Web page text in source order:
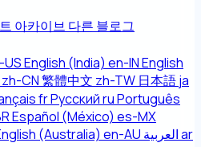
아카이브 다른 블로그
English (India) en-INEnglish
zh-CN繁體中文 zh-TW 日本語ja
frРусскийruPortuguês
Español (México) es-MX
(Australia) en-AU العربيةar